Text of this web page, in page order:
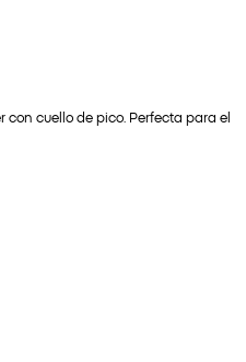
cuello de pico. Perfecta para el